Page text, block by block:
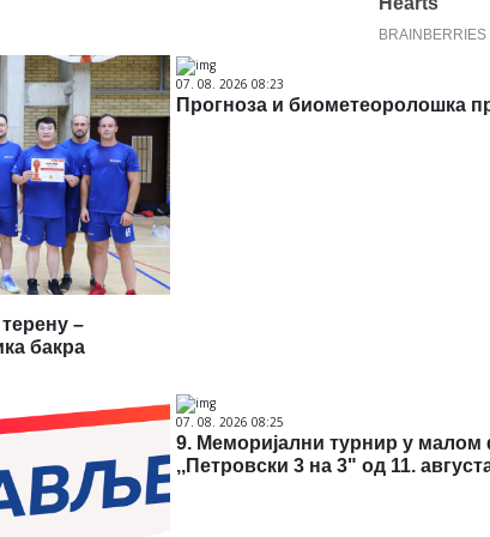
–
бакра
07. 08. 2026 08:23
Прогноза и биометеоролошка
07. 08. 2026 08:25
9. Меморијални турнир у малом
,,Петровски 3 на 3" од 11.